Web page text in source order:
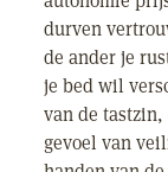
durven
de ander je
je bed wil
van de
gevoel van